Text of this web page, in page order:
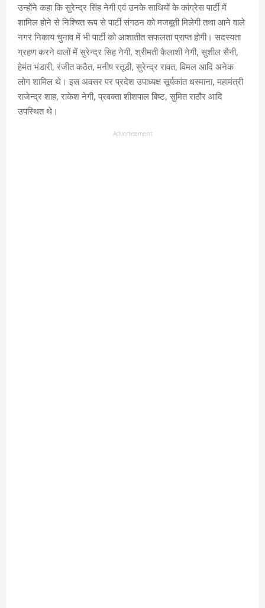
उन्होंने कहा कि सुरेन्द्र सिंह नेगी एवं उनके साथियों के कांग्रेस पार्टी में
शामिल होने से निश्चित रूप से पार्टी संगठन को मजबूती मिलेगी तथा आने वाले
नगर निकाय चुनाव में भी पार्टी को आशातीत सफलता प्राप्त होगी। सदस्यता
ग्रहण करने वालों में सुरेन्द्र सिह नेगी, श्रीमती कैलाशी नेगी, सुशील सैनी,
हेमंत भंडारी, रंजीत कठैत, मनीष रतूडी, सुरेन्द्र रावत, विमल आदि अनेक
लोग शामिल थे। इस अवसर पर प्रदेश उपाध्यक्ष सूर्यकांत धस्माना, महामंत्री
राजेन्द्र शाह, राकेश नेगी, प्रवक्ता शीशपाल बिष्ट, सुमित राठौर आदि
उपस्थित थे।
Advertisement